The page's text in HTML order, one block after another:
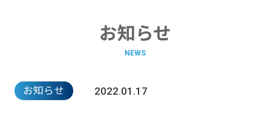
お知らせ
NEWS
お知らせ 2022.01.17